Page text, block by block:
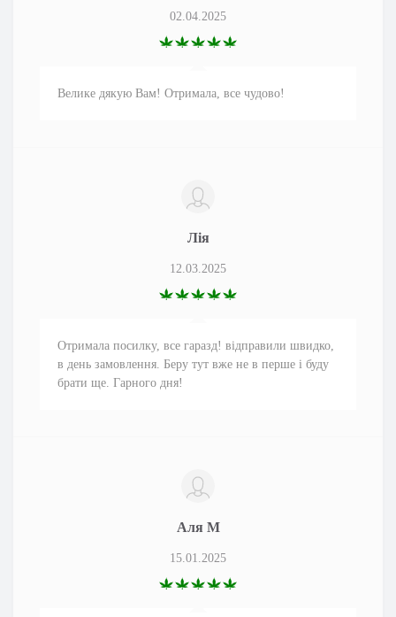
02.04.2025
Велике дякую Вам! Отримала, все чудово!
Лія
12.03.2025
Отримала посилку, все гаразд! відправили швидко,
в день замовлення. Беру тут вже не в перше і буду
брати ще. Гарного дня!
Аля М
15.01.2025